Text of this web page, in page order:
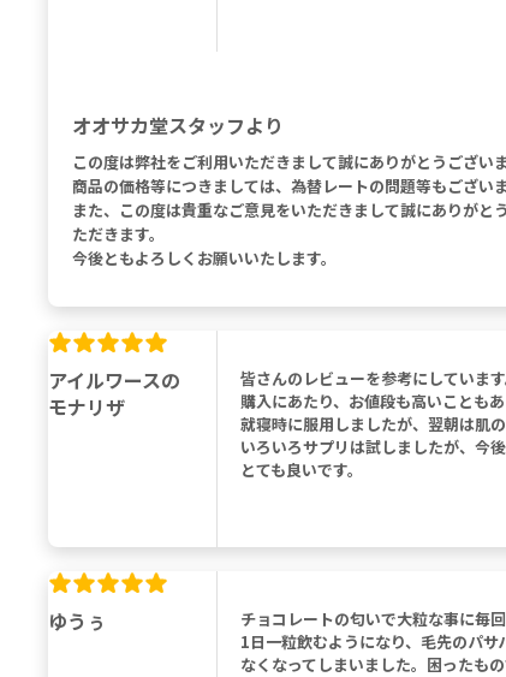
オオサカ堂スタッフより
この度は弊社をご利用いただきまして誠にありがとうございま
商品の価格等につきましては、為替レートの問題等もござい
また、この度は貴重なご意見をいただきまして誠にありが
ただきます。
今後ともよろしくお願いいたします。
アイルワースの
モナリザ
皆さんのレビューを参考にしています
購入にあたり、お値段も高いことも
就寝時に服用しましたが、翌朝は肌の
いろいろサプリは試しましたが、今
とても良いです。
ゆうぅ
チョコレートの匂いで大粒な事に毎
1日一粒飲むようになり、毛先のパ
なくなってしまいました。困ったもの